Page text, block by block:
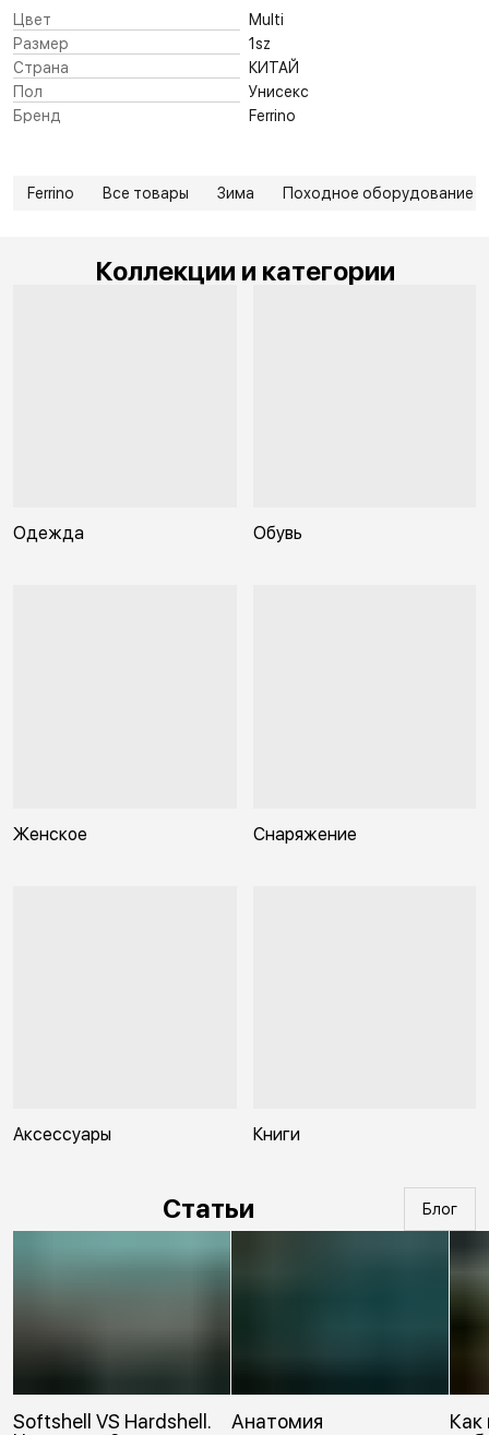
Цвет
Multi
Размер
1sz
Страна
КИТАЙ
Пол
Унисекс
Бренд
Ferrino
Ferrino Все товары Зима Походное оборудование
Коллекции и категории
Одежда Обувь
Женское Снаряжение
Аксессуары Книги
Статьи Блог
Softshell VS Hardshell.
Анатомия
Как